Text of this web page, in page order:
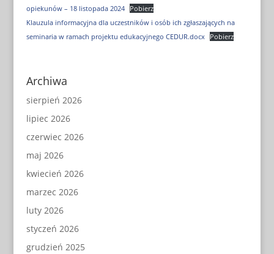
opiekunów – 18 listopada 2024
Pobierz
Klauzula informacyjna dla uczestników i osób ich zgłaszających na
seminaria w ramach projektu edukacyjnego CEDUR.docx
Pobierz
Archiwa
sierpień 2026
lipiec 2026
czerwiec 2026
maj 2026
kwiecień 2026
marzec 2026
luty 2026
styczeń 2026
grudzień 2025